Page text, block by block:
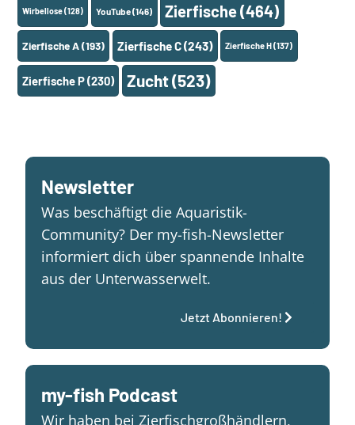
Wirbellose(128) YouTube(146) Zierfische(464)
Zierfische A(193) Zierfische C(243) Zierfische H(137)
Zierfische P(230) Zucht(523)
Newsletter
Was beschäftigt die Aquaristik-
Community? Der my-fish-Newsletter
informiert dich über spannende Inhalte
aus der Unterwasserwelt.
Jetzt Abonnieren!
my-fish Podcast
Wir haben bei Zierfischgroßhändlern,